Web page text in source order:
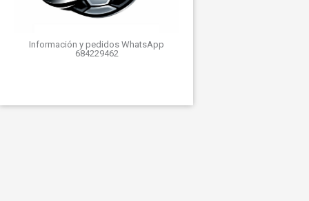
Información y pedidos WhatsApp
684229462